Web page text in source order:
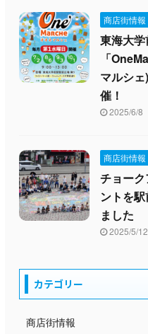
商店街情報
東海大
「
マルシ
催！
2025/6/8
商店街情報
チョー
ントを
ました
2025/5/12
カテゴリー
商店街情報